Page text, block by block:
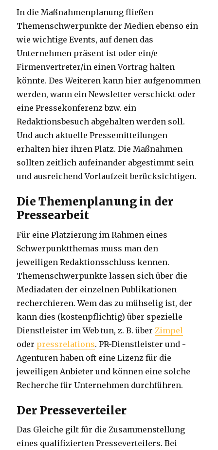
In die Maßnahmenplanung fließen
Themenschwerpunkte der Medien ebenso ein
wie wichtige Events, auf denen das
Unternehmen präsent ist oder ein/e
Firmenvertreter/in einen Vortrag halten
könnte. Des Weiteren kann hier aufgenommen
werden, wann ein Newsletter verschickt oder
eine Pressekonferenz bzw. ein
Redaktionsbesuch abgehalten werden soll.
Und auch aktuelle Pressemitteilungen
erhalten hier ihren Platz. Die Maßnahmen
sollten zeitlich aufeinander abgestimmt sein
und ausreichend Vorlaufzeit berücksichtigen.
Die Themenplanung in der
Pressearbeit
Für eine Platzierung im Rahmen eines
Schwerpunktthemas muss man den
jeweiligen Redaktionsschluss kennen.
Themenschwerpunkte lassen sich über die
Mediadaten der einzelnen Publikationen
recherchieren. Wem das zu mühselig ist, der
kann dies (kostenpflichtig) über spezielle
Dienstleister im Web tun, z. B. über Zimpel
oder pressrelations. PR-Dienstleister und -
Agenturen haben oft eine Lizenz für die
jeweiligen Anbieter und können eine solche
Recherche für Unternehmen durchführen.
Der Presseverteiler
Das Gleiche gilt für die Zusammenstellung
eines qualifizierten Presseverteilers. Bei